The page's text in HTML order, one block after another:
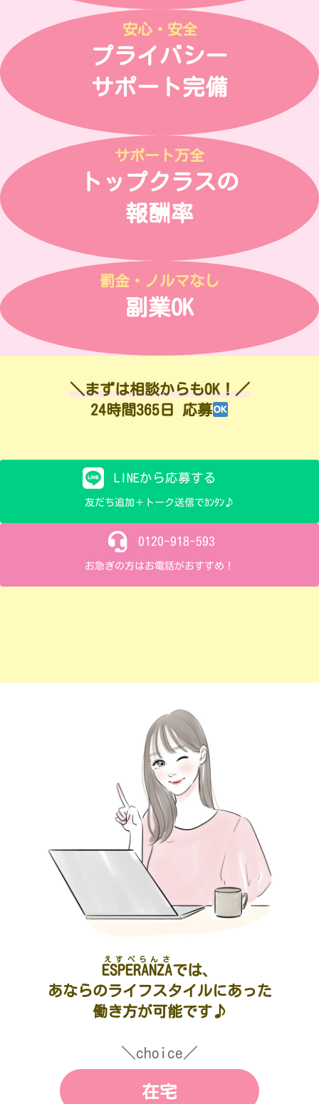
安心・安全
プライバシー
サポート完備
サポート万全
トップクラスの
報酬率
罰金・ノルマなし
副業OK
＼まずは相談からもOK！／
24時間365日 応募
LINEから応募する
友だち追加＋トーク送信でｶﾝﾀﾝ♪
0120-918-593
お急ぎの方はお電話がおすすめ！
ESPERANZA
えすぺらんさ
では、
あならのライフスタイルにあった
働き方が可能です♪
＼choice／
在宅